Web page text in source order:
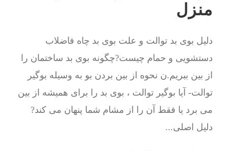
منزل
دلیل بوی بد توالت و علت بوی بد چاه فاضلاب
دستشویی و حمام چیست?چگونه بوی بد ساختمان را
از بین ببریم.ن نحوه از بین بردن بو به وسیله بوگیر
توالت- آیا بوگیر توالت ، بوی بد را برای همیشه از بین
می برد یا فقط آن را از مشام شما پنهان می کند?
دلیل اصلی...